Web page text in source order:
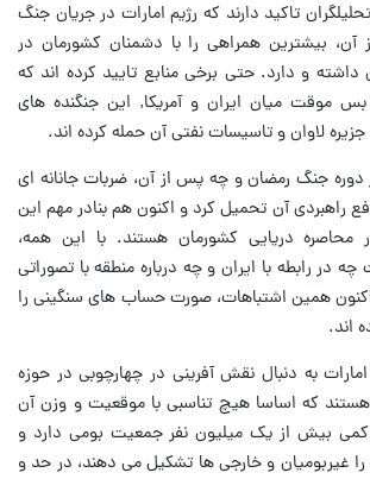
تاکید دارند که رژیم امارات در جریان جنگ
آن، بیشترین همراهی را با دشمنان کشورمان در
داشته و دارد. حتی برخی منابع تایید کرده اند که
میان ایران و آمریکا, این جنگنده های
جزیره لاوان و تاسیسات نفتی آن حمله کرده اند.
دوره جنگ رمضان و چه پس از آن، ضربات جانانه ای
راهبردی آن تحمیل کرد و اکنون هم بنادر مهم این
محاصره دریایی کشورمان هستند. با این همه،
در رابطه با ایران و چه درباره منطقه با تصوراتی
همین اشتباهات، صورت حساب های سنگینی را
اند.
به دنبال نقش آفرینی در چهارچوبی در حوزه
که اساسا هیچ تناسبی با موقعیت و وزن آن
بیش از یک میلیون نفر جمعیت بومی دارد و
غیربومیان و خارجی ها تشکیل می دهند، در حد و